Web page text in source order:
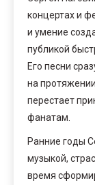
концертах и
и умение
публикой
Его песни
на
перестает
фанатам.
Ранние годы
музыкой,
время